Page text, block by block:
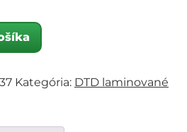
Kategória: DTD laminované